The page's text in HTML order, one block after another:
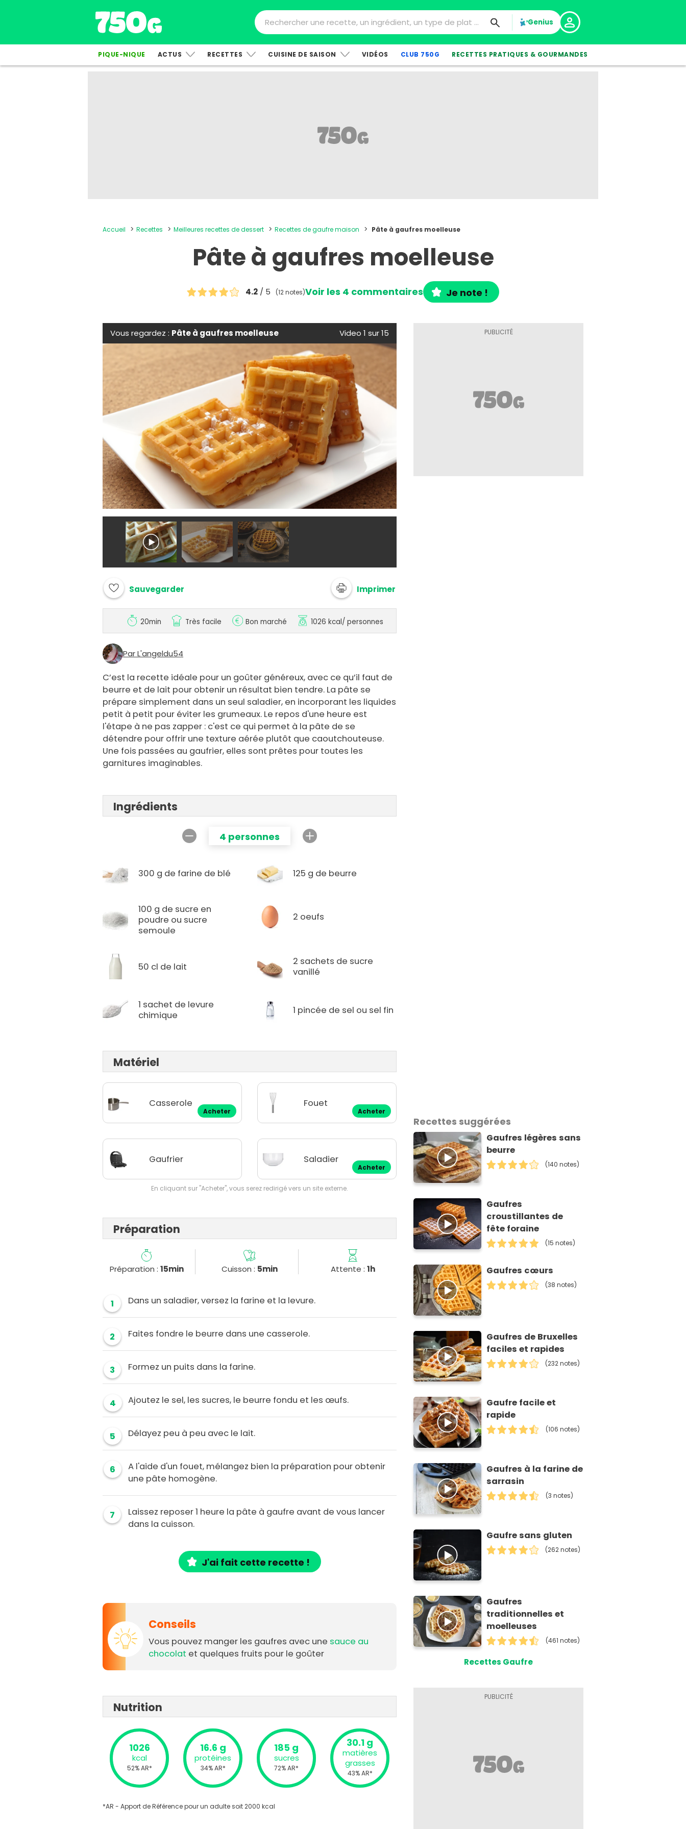
Genius
PIQUE-NIQUE ACTUS RECETTES CUISINE DE SAISON VIDÉOS CLUB 750G RECETTES PRATIQUES & GOURMANDES
Accueil Recettes Meilleures recettes de dessert Recettes de gaufre maison Pâte à gaufres moelleuse
Pâte à gaufres moelleuse
4.2 / 5 (12 notes)Voir les 4 commentaires Je note !
Vous regardez : Pâte à gaufres moelleuse Video 1 sur 15
Sauvegarder Imprimer
20min Très facile Bon marché 1026 kcal/ personnes
Par L'angeldu54
C’est la recette idéale pour un goûter généreux, avec ce qu’il faut de
beurre et de lait pour obtenir un résultat bien tendre. La pâte se
prépare simplement dans un seul saladier, en incorporant les liquides
petit à petit pour éviter les grumeaux. Le repos d'une heure est
l'étape à ne pas zapper : c'est ce qui permet à la pâte de se
détendre pour offrir une texture aérée plutôt que caoutchouteuse.
Une fois passées au gaufrier, elles sont prêtes pour toutes les
garnitures imaginables.
Ingrédients
4 personnes
300 g de farine de blé 125 g de beurre
100 g de sucre en
poudre ou sucre
semoule
2 oeufs
50 cl de lait
2 sachets de sucre
vanillé
1 sachet de levure
chimique
1 pincée de sel ou sel fin
Matériel
Casserole
Acheter
Fouet
Acheter
Gaufrier Saladier
Acheter
En cliquant sur "Acheter", vous serez redirigé vers un site externe.
Préparation
Préparation : 15min Cuisson : 5min Attente : 1h
1 Dans un saladier, versez la farine et la levure.
2 Faites fondre le beurre dans une casserole.
3 Formez un puits dans la farine.
4 Ajoutez le sel, les sucres, le beurre fondu et les œufs.
5 Délayez peu à peu avec le lait.
6
A l'aide d'un fouet, mélangez bien la préparation pour obtenir
une pâte homogène.
7
Laissez reposer 1 heure la pâte à gaufre avant de vous lancer
dans la cuisson.
J'ai fait cette recette !
Conseils
Vous pouvez manger les gaufres avec une sauce au
chocolat et quelques fruits pour le goûter
Nutrition
1026
kcal
52% AR*
16.6 g
protéines
34% AR*
185 g
sucres
72% AR*
30.1 g
matières
grasses
43% AR*
*AR - Apport de Référence pour un adulte soit 2000 kcal
Recettes suggérées
Gaufres légères sans
beurre
(140 notes)
Gaufres
croustillantes de
fête foraine
(15 notes)
Gaufres cœurs
(38 notes)
Gaufres de Bruxelles
faciles et rapides
(232 notes)
Gaufre facile et
rapide
(106 notes)
Gaufres à la farine de
sarrasin
(3 notes)
Gaufre sans gluten
(262 notes)
Gaufres
traditionnelles et
moelleuses
(461 notes)
Recettes Gaufre